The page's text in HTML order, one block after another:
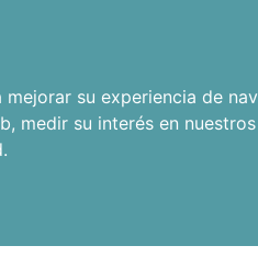
su experiencia de
, medir su interés en
.